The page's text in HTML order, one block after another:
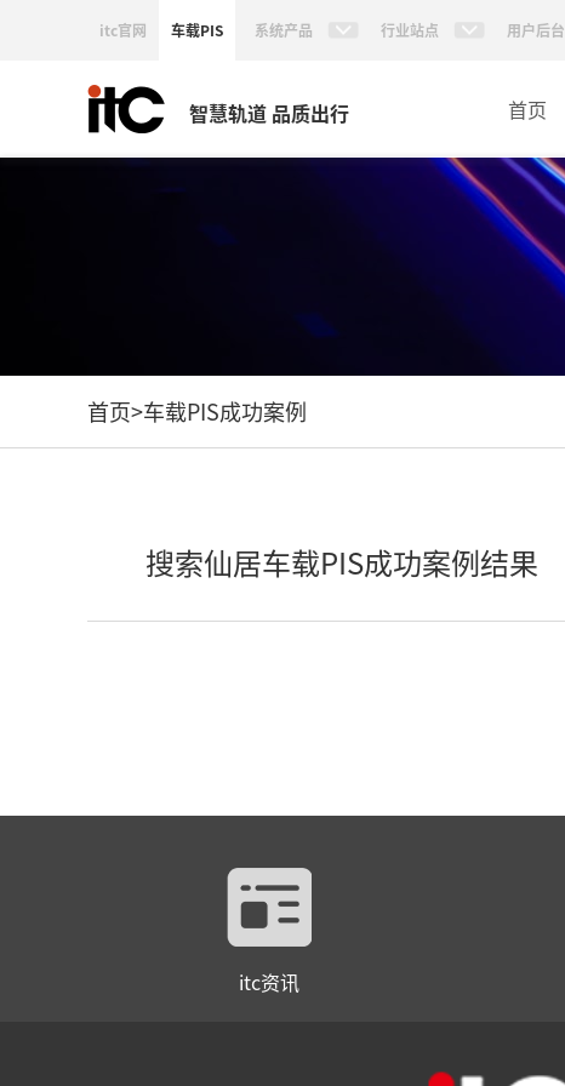
itc官网 车载PIS 系统产品 行业站点 用户后台
智慧轨道 品质出行 首页
首页>车载PIS成功案例
搜索仙居车载PIS成功案例结果
itc资讯